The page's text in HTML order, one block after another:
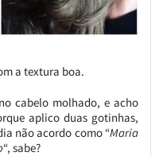
a textura boa.
cabelo molhado, e acho
aplico duas gotinhas,
não acordo como “Maria
“, sabe?